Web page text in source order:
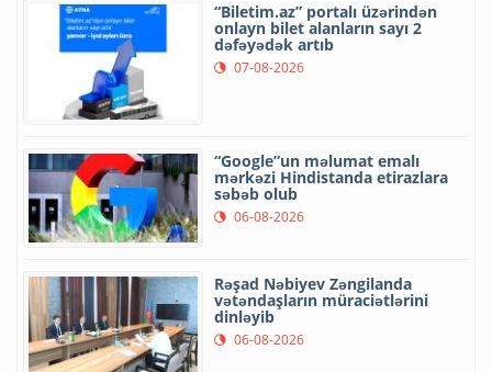
“Biletim.az” portalı üzərindən
onlayn bilet alanların sayı 2
dəfəyədək artıb
07-08-2026
“Google”un məlumat emalı
mərkəzi Hindistanda etirazlara
səbəb olub
06-08-2026
Rəşad Nəbiyev Zəngilanda
vətəndaşların müraciətlərini
dinləyib
06-08-2026